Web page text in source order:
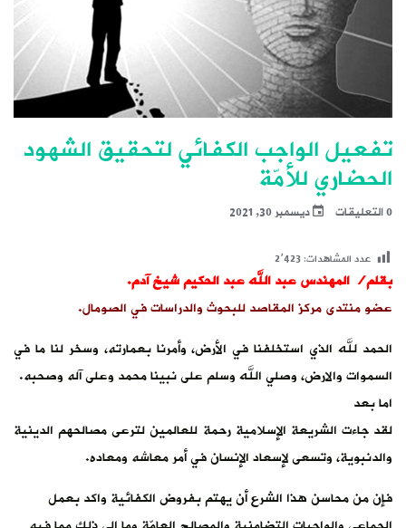
تفعيل الواجب الكفائي لتحقيق الشهود
الحضاري للأمّة
0 التعليقات ديسمبر 30, 2021
عدد المشاهدات:2٬423
بقلم/ المهندس عبد الله عبد الحكيم شيخ آدم.
عضو منتدى مركز المقاصد للبحوث والدراسات في الصومال.
الحمد لله الذي استخلفنا في الأرض، وأمرنا بعمارته، وسخر لنا ما في
السموات والارض، وصلي الله وسلم على نبينا محمد وعلى آله وصحبه.
اما بعد
لقد جاءت الشريعة الإسلامية رحمة للعالمين لترعى مصالحهم الدينية
والدنبوية، وتسعى لإسعاد الإنسان في أمر معاشه ومعاده.
فإن من محاسن هذا الشرع أن يهتم بفروض الكفائية واكد بعمل